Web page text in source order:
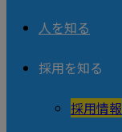
人を知る
採用を知る
採用情報